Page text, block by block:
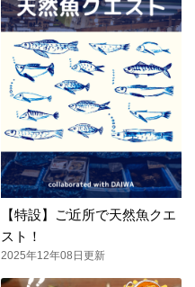
【特設】ご近所で天然魚クエ
スト！
2025年12年08日更新